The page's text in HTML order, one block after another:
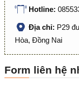
Hotline:
Địa chỉ: P29
Hòa, Đồng Nai
Form liên hệ